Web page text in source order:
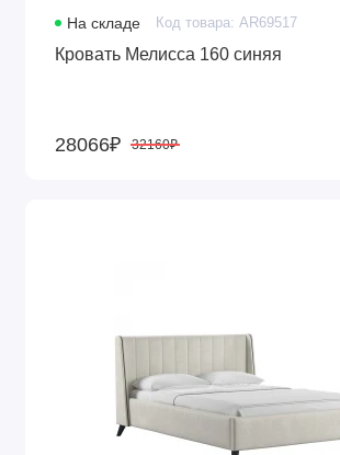
На складе Код товара: AR69517
Кровать Мелисса 160 синяя
28066₽ 32160₽